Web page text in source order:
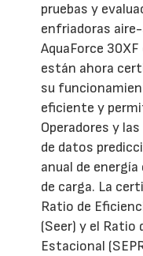
pruebas y
enfriadoras aire-
AquaForce
están ahora
su
eficiente y
Operadores y
de datos
anual de
de carga. La
Ratio de
(Seer) y el
Estacional